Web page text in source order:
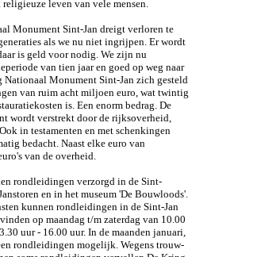
leven van vele mensen.
Monument Sint-Jan dreigt verloren te
als we nu niet ingrijpen. Er wordt
is geld voor nodig. We zijn nu
van tien jaar en goed op weg naar
Nationaal Monument Sint-Jan zich gesteld
van ruim acht miljoen euro, wat twintig
is. Een enorm bedrag. De
wordt verstrekt door de rijksoverheid,
in testamenten en met schenkingen
bedacht. Naast elke euro van
van de overheid.
rondleidingen verzorgd in de Sint-
en in het museum 'De Bouwloods'.
kunnen rondleidingen in de Sint-Jan
op maandag t/m zaterdag van 10.00
uur - 16.00 uur. In de maanden januari,
rondleidingen mogelijk. Wegens trouw-